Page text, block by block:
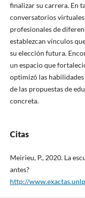
finalizar su carrera. En
conversatorios
profesionales de
establezcan vínculos
su elección futura.
un espacio que
optimizó las
de las propuestas de
concreta.
Citas
Meirieu, P., 2020. La
antes?
http://